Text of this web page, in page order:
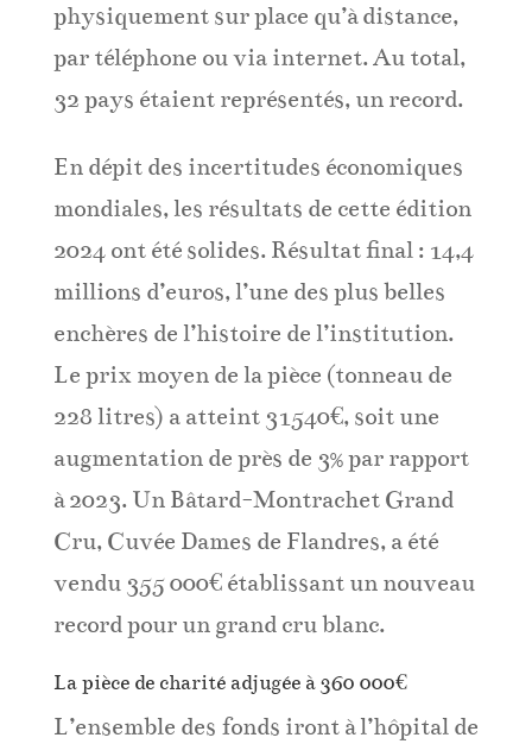
physiquement sur place qu’à distance,
par téléphone ou via internet. Au total,
32 pays étaient représentés, un record.
En dépit des incertitudes économiques
mondiales, les résultats de cette édition
2024 ont été solides. Résultat final : 14,4
millions d’euros, l’une des plus belles
enchères de l’histoire de l’institution.
Le prix moyen de la pièce (tonneau de
228 litres) a atteint 31540€, soit une
augmentation de près de 3% par rapport
à 2023. Un Bâtard-Montrachet Grand
Cru, Cuvée Dames de Flandres, a été
vendu 355 000€ établissant un nouveau
record pour un grand cru blanc.
La pièce de charité adjugée à 360 000€
L’ensemble des fonds iront à l’hôpital de